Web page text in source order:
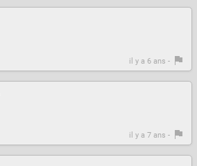
il y a 6 ans -
il y a 7 ans -